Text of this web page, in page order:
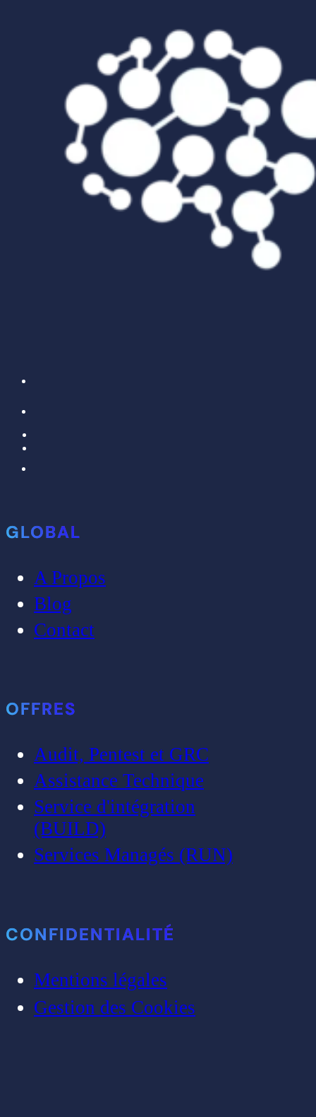
GLOBAL
A Propos
Blog
Contact
OFFRES
Audit, Pentest et GRC
Assistance Technique
Service d'intégration
(BUILD)
Services Managés (RUN)
CONFIDENTIALITÉ
Mentions légales
Gestion des Cookies